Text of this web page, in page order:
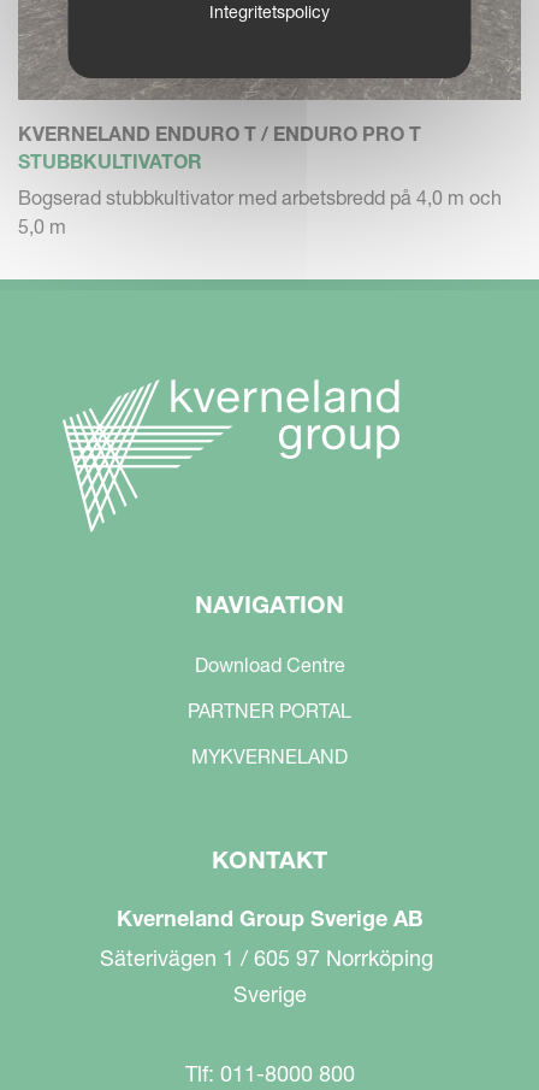
KVERNELAND ENDURO T / ENDURO PRO T
STUBBKULTIVATOR
Bogserad stubbkultivator med arbetsbredd på 4,0 m och
5,0 m
NAVIGATION
Download Centre
PARTNER PORTAL
MYKVERNELAND
KONTAKT
Kverneland Group Sverige AB
Säterivägen 1 / 605 97 Norrköping
Sverige
Tlf: 011-8000 800
Integritetspolicy